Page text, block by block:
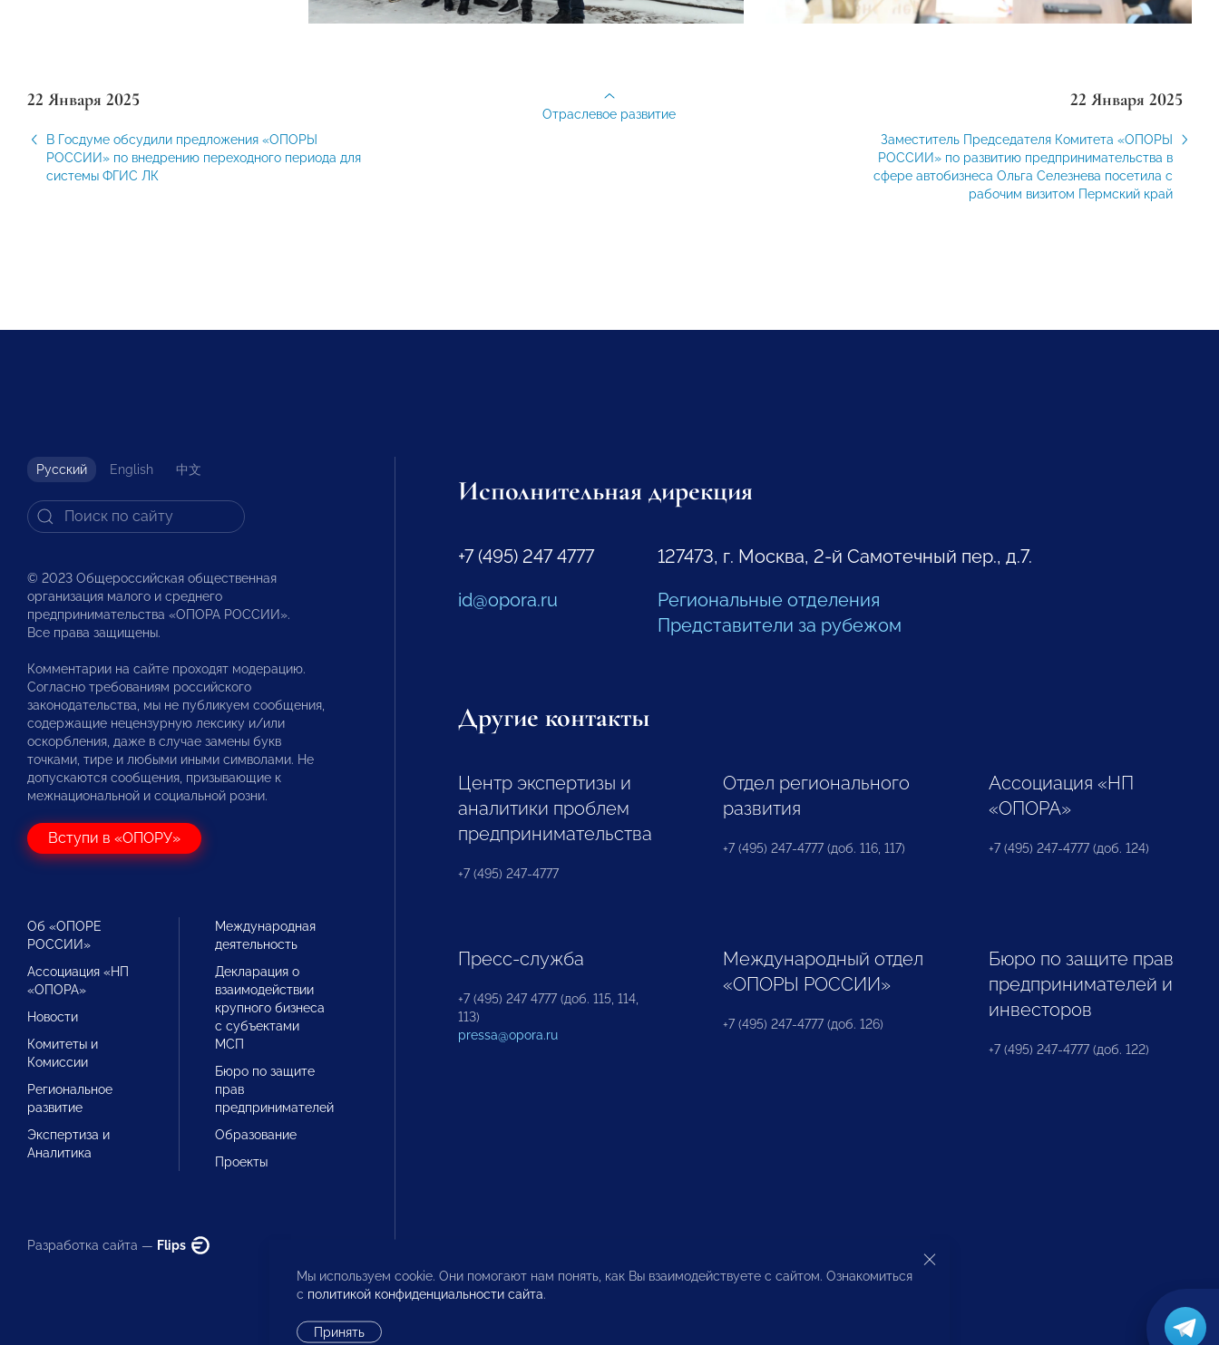
22 Января 2025
В Госдуме обсудили предложения «ОПОРЫ
РОССИИ» по внедрению переходного периода для
системы ФГИС ЛК
22 Января 2025
Заместитель Председателя Комитета «ОПОРЫ
РОССИИ» по развитию предпринимательства в
сфере автобизнеса Ольга Селезнева посетила с
рабочим визитом Пермский край
Отраслевое развитие
Русский English 中文
© 2023 Общероссийская общественная
организация малого и среднего
предпринимательства «ОПОРА РОССИИ».
Все права защищены.
Комментарии на сайте проходят модерацию.
Согласно требованиям российского
законодательства, мы не публикуем сообщения,
содержащие нецензурную лексику и/или
оскорбления, даже в случае замены букв
точками, тире и любыми иными символами. Не
допускаются сообщения, призывающие к
межнациональной и социальной розни.
Вступи в «ОПОРУ»
Об «ОПОРЕ
РОССИИ»
Ассоциация «НП
«ОПОРА»
Новости
Комитеты и
Комиссии
Региональное
развитие
Экспертиза и
Аналитика
Международная
деятельность
Декларация о
взаимодействии
крупного бизнеса
с субъектами
МСП
Бюро по защите
прав
предпринимателей
Образование
Проекты
Разработка сайта — Flips
Исполнительная дирекция
+7 (495) 247 4777
id@opora.ru
127473, г. Москва, 2-й Самотечный пер., д.7.
Региональные отделения
Представители за рубежом
Другие контакты
Центр экспертизы и
аналитики проблем
предпринимательства
+7 (495) 247-4777
Отдел регионального
развития
+7 (495) 247-4777 (доб. 116, 117)
Ассоциация «НП
«ОПОРА»
+7 (495) 247-4777 (доб. 124)
Пресс-служба
+7 (495) 247 4777 (доб. 115, 114,
113)
pressa@opora.ru
Международный отдел
«ОПОРЫ РОССИИ»
+7 (495) 247-4777 (доб. 126)
Бюро по защите прав
предпринимателей и
инвесторов
+7 (495) 247-4777 (доб. 122)
Мы используем cookie. Они помогают нам понять, как Вы взаимодействуете с сайтом. Ознакомиться
с политикой конфиденциальности сайта.
Принять